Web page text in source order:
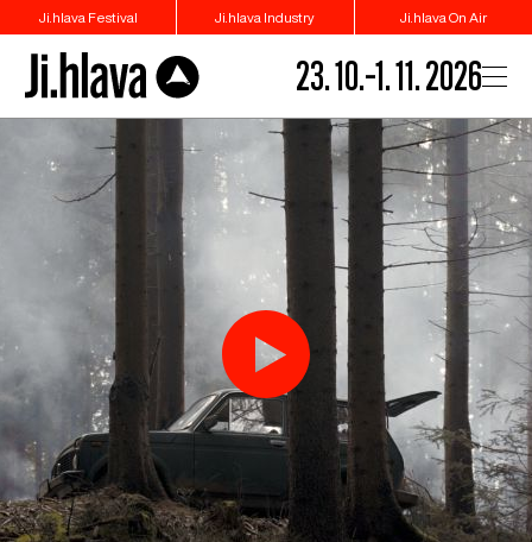
Ji.hlava Festival Ji.hlava Industry Ji.hlava On Air
23. 10.–1. 11. 2026